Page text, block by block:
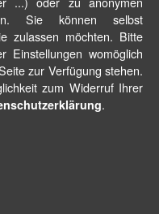
Sie können selbst
zulassen möchten. Bitte
womöglich
zur Verfügung stehen.
zum Widerruf Ihrer
.